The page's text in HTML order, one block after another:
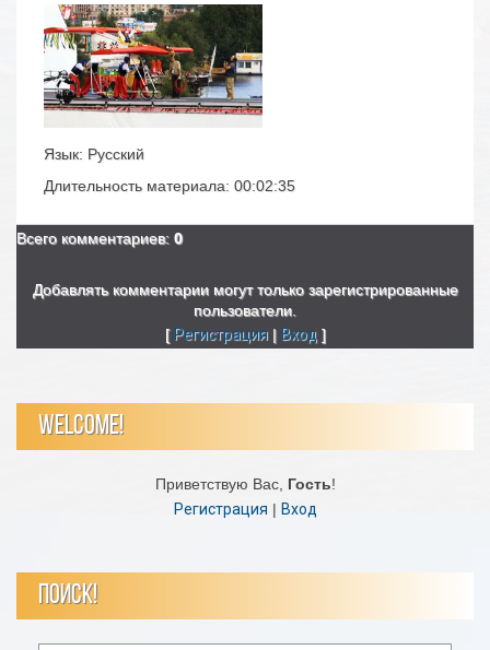
Язык: Русский
Длительность материала: 00:02:35
Всего комментариев: 0
Добавлять комментарии могут только зарегистрированные
пользователи.
[ Регистрация| Вход ]
WELCOME!
Приветствую Вас, Гость!
Регистрация | Вход
ПОИСК!